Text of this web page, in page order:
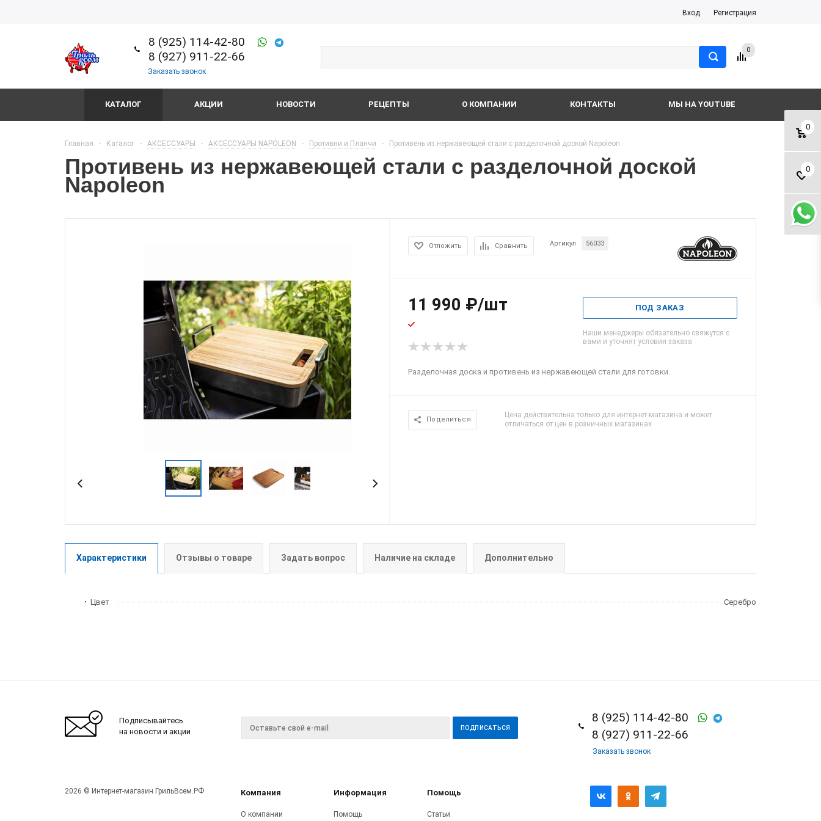
Вход Регистрация
8 (925) 114-42-80
8 (927) 911-22-66
Заказать звонок
0
0
0
КАТАЛОГ АКЦИИ НОВОСТИ РЕЦЕПТЫ О КОМПАНИИ КОНТАКТЫ МЫ НА YOUTUBE
Главная - Каталог - АКСЕССУАРЫ - АКСЕССУАРЫ NAPOLEON - Противни и Планчи - Противень из нержавеющей стали с разделочной доской Napoleon
Противень из нержавеющей стали с разделочной доской
Napoleon
Отложить Сравнить Артикул 56033
11 990 ₽/шт ПОД ЗАКАЗ
Наши менеджеры обязательно свяжутся с
вами и уточнят условия заказа
Разделочная доска и противень из нержавеющей стали для готовки.
Поделиться
Цена действительна только для интернет-магазина и может
отличаться от цен в розничных магазинах
Характеристики Отзывы о товаре Задать вопрос Наличие на складе Дополнительно
Цвет Серебро
Подписывайтесь
на новости и акции
8 (925) 114-42-80
8 (927) 911-22-66
Заказать звонок
2026 © Интернет-магазин ГрильВсем.РФ Компания Информация Помощь
О компании Помощь Статьи